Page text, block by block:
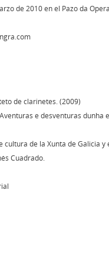
de 2010 en el Pazo da
de clarinetes. (2009)
e desventuras dunha
de la Xunta de Galicia
Cuadrado.